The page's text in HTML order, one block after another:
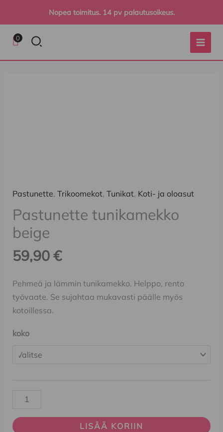
Nopea toimitus. 14 pv palautusoikeus.
0 Hae
Pastunette, Trikoomekot, Tunikat, Koti- ja oloasut
Pastunette tunikamekko
beige
59,90€
Pehmeä ja lämmin tunikamekko. Helppo, rento
työvaate. Se sujahtaa mukavasti päälle myös
kotoillessa.
koko
LISÄÄ KORIIN